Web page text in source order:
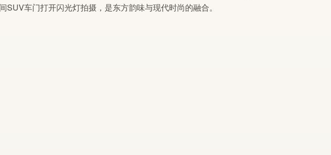
车门打开闪光灯拍摄，是东方韵味与现代时尚的融合。